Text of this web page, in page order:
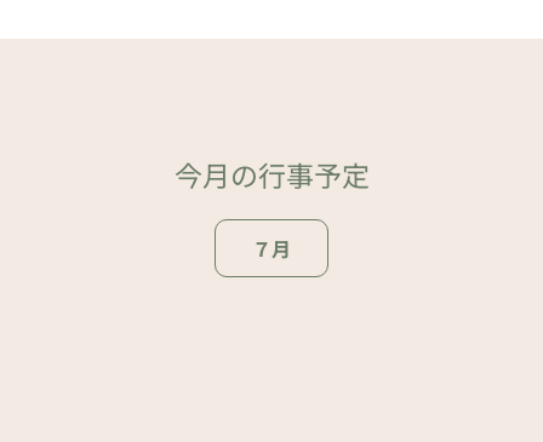
今月の行事予定
７月